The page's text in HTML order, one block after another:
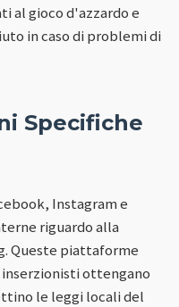
al gioco d'azzardo e
in caso di problemi di
Specifiche
Instagram e
riguardo alla
Queste piattaforme
ottengano
le leggi locali del